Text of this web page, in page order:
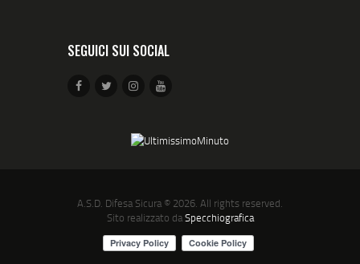
SEGUICI SUI SOCIAL
A.S.D. Difesa Sicura © 2026. All rights reserved.
Sito realizzato daSpecchiografica